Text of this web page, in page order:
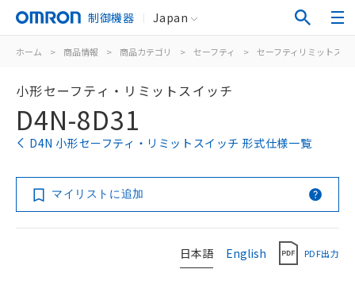
制御機器 Japan
ホーム > 商品情報 > 商品カテゴリ > セーフティ > セーフティリミットスイ
小形セーフティ・リミットスイッチ
D4N-8D31
D4N 小形セーフティ・リミットスイッチ 形式仕様一覧
マイリストに追加
日本語 English PDF出力